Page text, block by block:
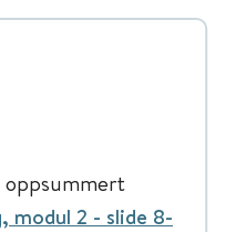
oppsummert
modul 2 - slide 8-